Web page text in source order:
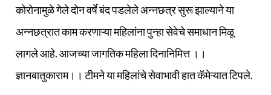
कोरोनामुळे गेले दोन वर्षे बंद पडलेले अन्नछत्र सुरू झाल्याने या
अन्नछत्रात काम करणाऱ्या महिलांना पुन्हा सेवेचे समाधान मिळू
लागले आहे. आजच्या जागतिक महिला दिनानिमित्त ।।
ज्ञानबातुकाराम।। टीमने या महिलांचे सेवाभावी हात कॅमेऱ्यात टिपले.